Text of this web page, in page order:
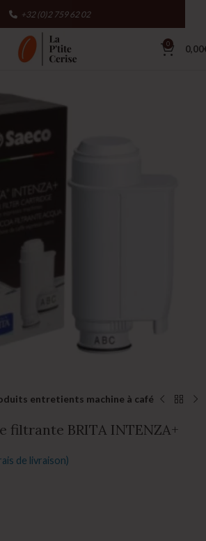
0 0,00
entretients machine à café
filtrante BRITA INTENZA+
de livraison)
+32 (0)2 759 62 02